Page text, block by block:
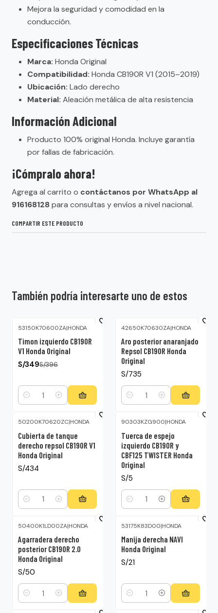
Mejora la seguridad y comodidad en la
conducción.
Especificaciones Técnicas
Marca: Honda Original
Compatibilidad: Honda CB190R V1 (2015–2019)
Ubicación: Lado derecho
Material: Aleación metálica de alta resistencia
Información Adicional
Producto 100% original Honda. Incluye garantía
por fallas de fabricación.
¡Cómpralo ahora!
Agrega al carrito o contáctanos por WhatsApp al
916168128 para consultas y envíos a nivel nacional.
COMPARTIR ESTE PRODUCTO
También podría interesarte uno de estos
53150K70600ZA|HONDA
Timon izquierdo CB190R
V1 Honda Original
S/349S/396
Cantidad
42650K70630ZA|HONDA
Aro posterior anaranjado
Repsol CB190R Honda
Original
S/735
Cantidad
50200K70620ZC|HONDA
Cubierta de tanque
derecho repsol CB190R V1
Honda Original
S/434
Cantidad
90303KZG900|HONDA
Tuerca de espejo
izquierdo CB190R y
CBF125 TWISTER Honda
Original
S/5
Cantidad
50400K1LD00ZA|HONDA
Agarradera derecho
posterior CB190R 2.0
Honda Original
S/50
Cantidad
53175K83D00|HONDA
Manija derecha NAVI
Honda Original
S/21
Cantidad